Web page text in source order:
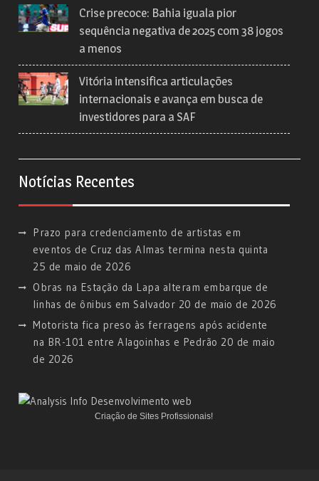
Crise precoce: Bahia iguala pior
sequência negativa de 2025 com 38 jogos
a menos
Vitória intensifica articulações
internacionais e avança em busca de
investidores para a SAF
Notícias Recentes
Prazo para credenciamento de artistas em
eventos de Cruz das Almas termina nesta quinta
25 de maio de 2026
Obras na Estação da Lapa alteram embarque de
linhas de ônibus em Salvador 20 de maio de 2026
Motorista fica preso às ferragens após acidente
na BR-101 entre Alagoinhas e Pedrão 20 de maio
de 2026
Criação de Sites Profissionais!